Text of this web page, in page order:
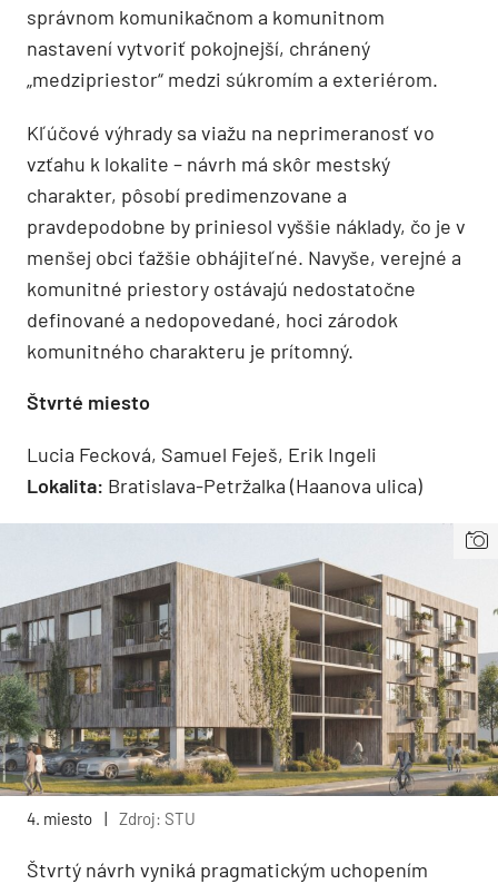
správnom komunikačnom a komunitnom
nastavení vytvoriť pokojnejší, chránený
„medzipriestor“ medzi súkromím a exteriérom.
Kľúčové výhrady sa viažu na neprimeranosť vo
vzťahu k lokalite – návrh má skôr mestský
charakter, pôsobí predimenzovane a
pravdepodobne by priniesol vyššie náklady, čo je v
menšej obci ťažšie obhájiteľné. Navyše, verejné a
komunitné priestory ostávajú nedostatočne
definované a nedopovedané, hoci zárodok
komunitného charakteru je prítomný.
Štvrté miesto
Lucia Fecková, Samuel Feješ, Erik Ingeli
Lokalita: Bratislava-Petržalka (Haanova ulica)
4. miesto | Zdroj: STU
Štvrtý návrh vyniká pragmatickým uchopením